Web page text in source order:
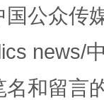
公众传
news/
和留言